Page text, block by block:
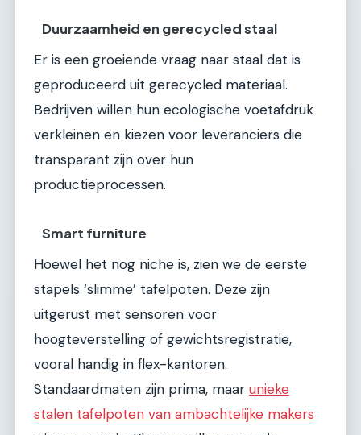
Duurzaamheid en gerecycled staal
Er is een groeiende vraag naar staal dat is
geproduceerd uit gerecycled materiaal.
Bedrijven willen hun ecologische voetafdruk
verkleinen en kiezen voor leveranciers die
transparant zijn over hun
productieprocessen.
Smart furniture
Hoewel het nog niche is, zien we de eerste
stapels ‘slimme’ tafelpoten. Deze zijn
uitgerust met sensoren voor
hoogteverstelling of gewichtsregistratie,
vooral handig in flex-kantoren.
Standaardmaten zijn prima, maar unieke
stalen tafelpoten van ambachtelijke makers